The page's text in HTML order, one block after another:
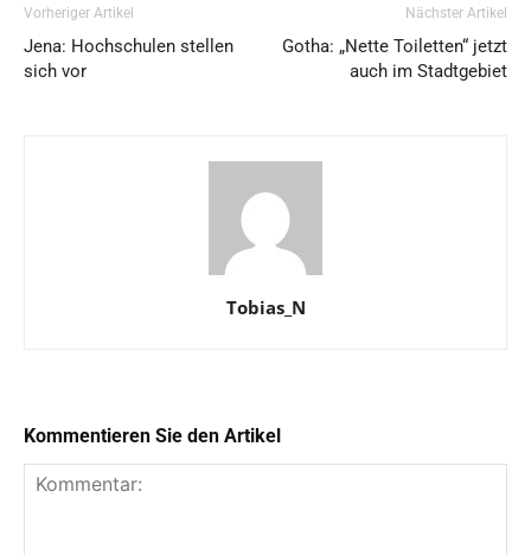
Vorheriger Artikel
Jena: Hochschulen stellen
sich vor
Nächster Artikel
Gotha: „Nette Toiletten“ jetzt
auch im Stadtgebiet
Tobias_N
Kommentieren Sie den Artikel